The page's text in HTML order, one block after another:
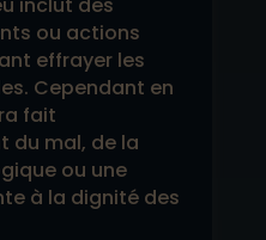
ou actions
effrayer les
Cependant en
fait
du mal, de la
ou une
à la dignité des